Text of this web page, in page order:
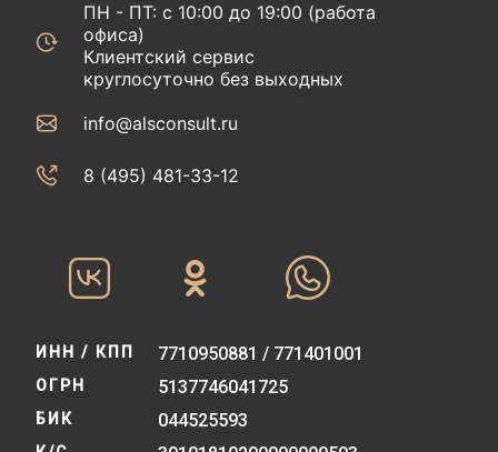
ПН - ПТ: с 10:00 до 19:00 (работа
офиса)
Клиентский сервис
круглосуточно без выходных
info@alsconsult.ru
8 (495) 481-33-12‬‬
ИНН / КПП 7710950881 / 771401001
ОГРН 5137746041725
БИК 044525593